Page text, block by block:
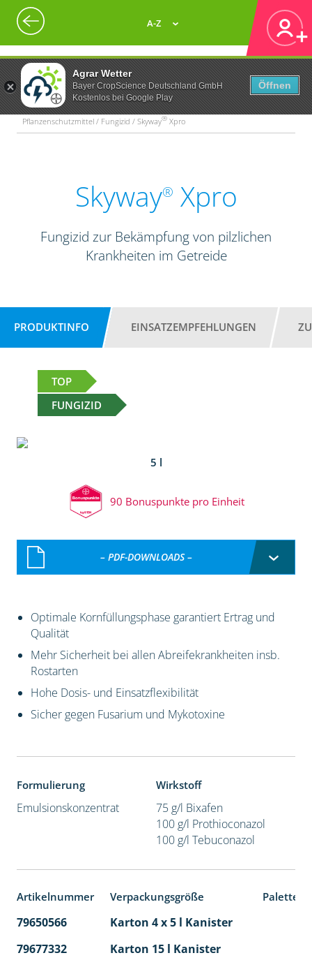
Agrar Wetter
Bayer CropScience Deutschland GmbH
Kostenlos bei Google Play
Öffnen
A-Z
Pflanzenschutzmittel / Fungizid / Skyway® Xpro
Skyway® Xpro
Fungizid zur Bekämpfung von pilzlichen
Krankheiten im Getreide
PRODUKTINFO EINSATZEMPFEHLUNGEN
TOP
FUNGIZID
5 l
90 Bonuspunkte pro Einheit
– PDF-DOWNLOADS –
Optimale Kornfüllungsphase garantiert Ertrag und
Qualität
Mehr Sicherheit bei allen Abreifekrankheiten insb.
Rostarten
Hohe Dosis- und Einsatzflexibilität
Sicher gegen Fusarium und Mykotoxine
Formulierung
Emulsionskonzentrat
Wirkstoff
75 g/l Bixafen
100 g/l Prothioconazol
100 g/l Tebuconazol
Artikelnummer Verpackungsgröße
79650566 Karton 4 x 5 l Kanister
79677332
Karton 15 l Kanister